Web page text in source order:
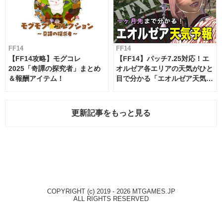
FF14
【FF14攻略】モグコレ
2025「奇譚の探究者」まとめ
＆報酬アイテム！
FF14
【FF14】パッチ7.25対応！エ
オルゼア各エリアの天気がひと
目で分かる「エオルゼア天気予
更新記事をもっと見る
COPYRIGHT (c) 2019 - 2026 MTGAMES.JP
ALL RIGHTS RESERVED